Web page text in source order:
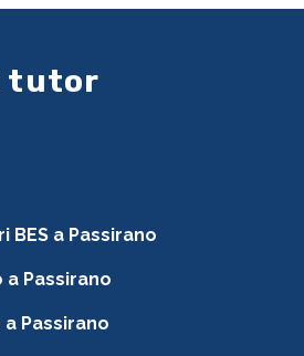
tutor
BES a Passirano
Passirano
Passirano